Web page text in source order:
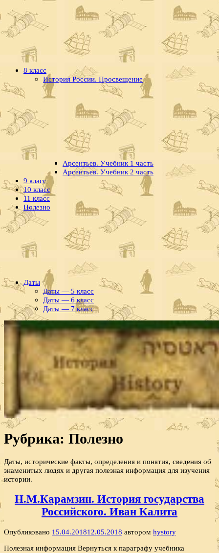
8 класс
История России. Просвещение
Арсентьев. Учебник 1 часть
Арсентьев. Учебник 2 часть
9 класс
10 класс
11 класс
Полезно
Даты
Даты — 5 класс
Даты — 6 класс
Даты — 7 класс
Рубрика: Полезно
Даты, исторические факты, определения и понятия, сведения об
знаменитых людях и другая полезная информация для изучения
истории.
Н.М.Карамзин. История государства
Российского. Иван Калита
Опубликовано 15.04.201812.05.2018 автором hystory
Полезная информация Вернуться к параграфу учебника